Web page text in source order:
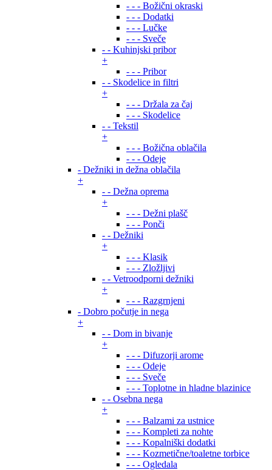
- - - Božični okraski
- - - Dodatki
- - - Lučke
- - - Sveče
- - Kuhinjski pribor
+
- - - Pribor
- - Skodelice in filtri
+
- - - Držala za čaj
- - - Skodelice
- - Tekstil
+
- - - Božična oblačila
- - - Odeje
- Dežniki in dežna oblačila
+
- - Dežna oprema
+
- - - Dežni plašč
- - - Ponči
- - Dežniki
+
- - - Klasik
- - - Zložljivi
- - Vetroodporni dežniki
+
- - - Razgrnjeni
- Dobro počutje in nega
+
- - Dom in bivanje
+
- - - Difuzorji arome
- - - Odeje
- - - Sveče
- - - Toplotne in hladne blazinice
- - Osebna nega
+
- - - Balzami za ustnice
- - - Kompleti za nohte
- - - Kopalniški dodatki
- - - Kozmetične/toaletne torbice
- - - Ogledala